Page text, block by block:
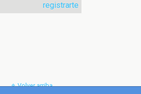
registrarte
Volver arriba